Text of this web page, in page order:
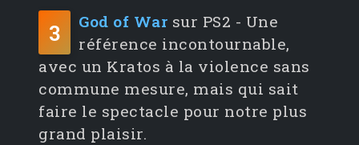
3 God of War sur PS2 - Une
référence incontournable,
avec un Kratos à la violence sans
commune mesure, mais qui sait
faire le spectacle pour notre plus
grand plaisir.